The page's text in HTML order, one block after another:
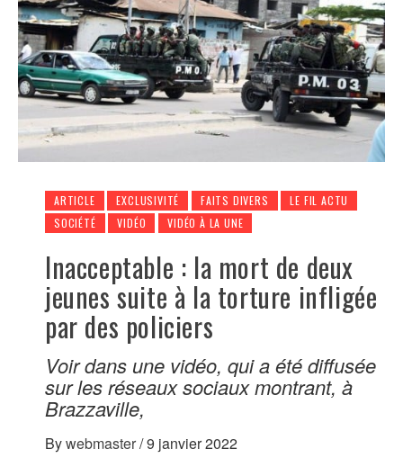
ARTICLE EXCLUSIVITÉ FAITS DIVERS
LE FIL ACTU
SOCIÉTÉ
VIDÉO VIDÉO À LA UNE
Inacceptable : la mort de deux
jeunes suite à la torture infligée
par des policiers
Voir dans une vidéo, qui a été diffusée
sur les réseaux sociaux montrant, à
Brazzaville,
Bywebmaster/9 janvier 2022